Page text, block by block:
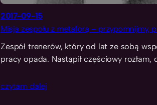
2017-09-15
Misja zespołu z metaforą – przypomnijmy,
Zespół trenerów, który od lat ze sobą
pracy opada. Nastąpił częściowy rozłam,
czytam dalej